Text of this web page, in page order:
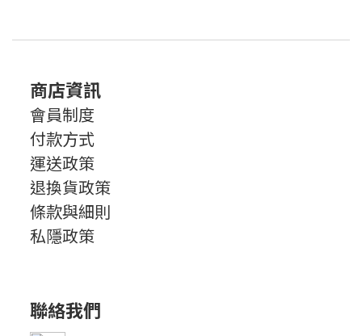
商店資訊
會員制度
付款方式
運送政策
退換貨政策
條款與細則
私隱政策
聯絡我們